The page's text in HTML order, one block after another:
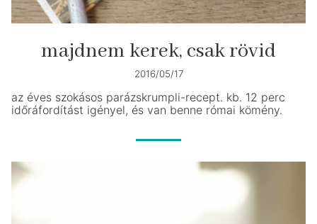
majdnem kerek, csak rövid
2016/05/17
az éves szokásos parázskrumpli-recept. kb. 12 perc
időráfordítást igényel, és van benne római kömény.